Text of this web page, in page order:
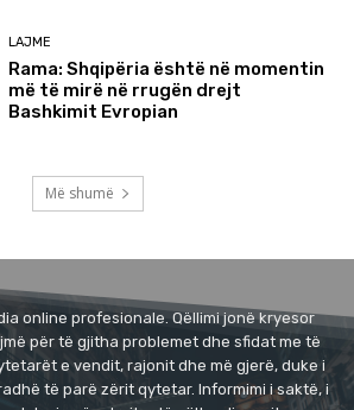
LAJME
Rama: Shqipëria është në momentin
më të mirë në rrugën drejt
Bashkimit Evropian
Më shumë
online profesionale. Qëllimi jonë kryesor
për të gjitha problemet dhe sfidat me të
e vendit, rajonit dhe më gjerë, duke i
të parë zërit qytetar. Informimi i saktë, i